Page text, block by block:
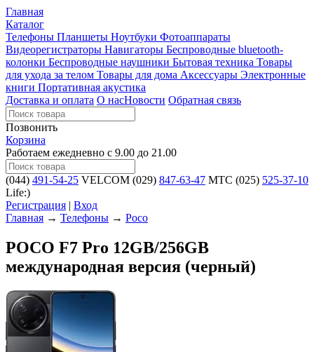
Главная
Каталог
Телефоны Планшеты Ноутбуки Фотоаппараты
Видеорегистраторы Навигаторы Беспроводные bluetooth-
колонки Беспроводные наушники Бытовая техника Товары
для ухода за телом Товары для дома Аксессуары Электронные
книги Портативная акустика
Доставка и оплата О насНовости Обратная связь
Позвонить
Корзина
Работаем ежедневно с 9.00 до 21.00
(044) 491-54-25 VELCOM (029) 847-63-47 MTC (025) 525-37-10
Life:)
Регистрация | Вход
Главная → Телефоны → Poco
POCO F7 Pro 12GB/256GB
международная версия (черный)